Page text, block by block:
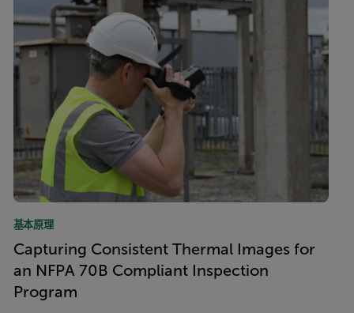
基本原理
Capturing Consistent Thermal Images for
an NFPA 70B Compliant Inspection
Program